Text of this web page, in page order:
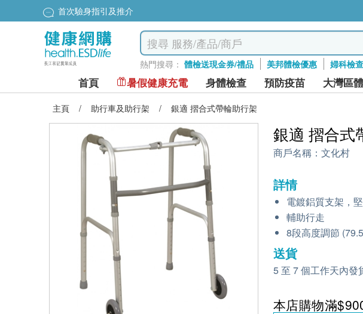
首次驗身指引及推介
熱門搜尋： 體檢送現金券/禮品 美邦體檢優惠 婦科檢
首頁 暑假健康充電 身體檢查 預防疫苗 大灣區
主頁 / 助行車及助行架 / 銀適 摺合式帶輪助行架
銀適 摺合式
商戶名稱： 文化村
詳情
電鍍鋁質支架，
輔助行走
8段高度調節
送貨
5 至 7 個工作天內發
本店購物滿